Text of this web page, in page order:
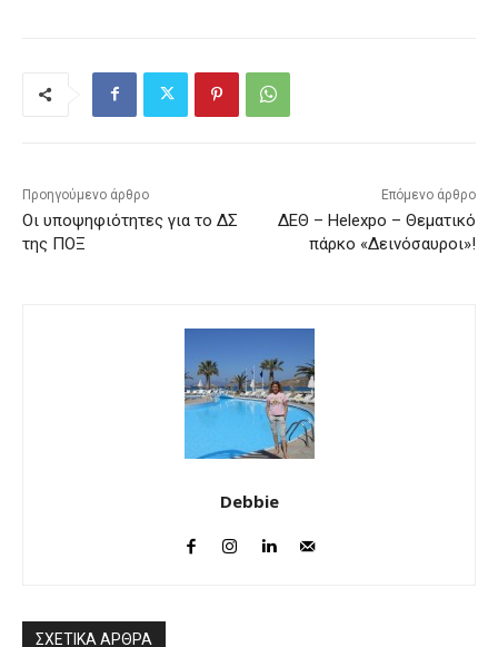
Προηγούμενο άρθρο
Οι υποψηφιότητες για το ΔΣ
της ΠΟΞ
Επόμενο άρθρο
ΔΕΘ – Helexpo – Θεματικό
πάρκο «Δεινόσαυροι»!
Debbie
ΣΧΕΤΙΚΑ ΑΡΘΡΑ